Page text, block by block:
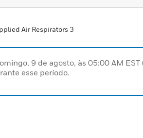
Air Respirators 3
9 de agosto, às 05:00 AM EST
esse período.